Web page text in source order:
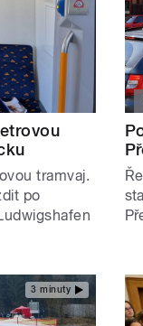
tramvaj.
po
3 minuty